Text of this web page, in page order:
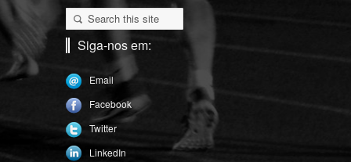
Siga-nos em:
Email
Facebook
Twitter
LinkedIn